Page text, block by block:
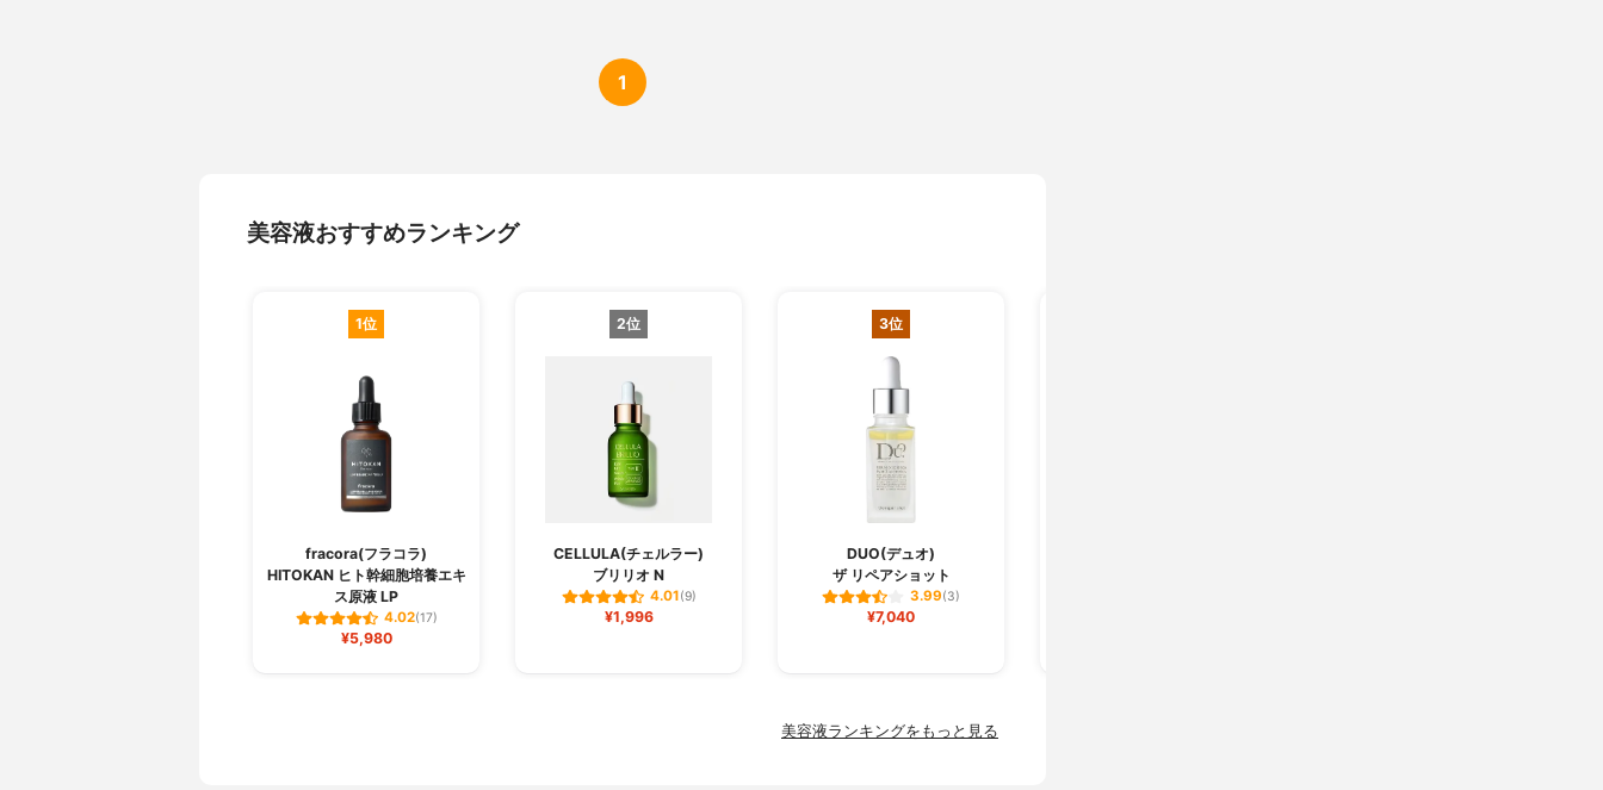
1
美容液おすすめランキング
1位
fracora(フラコラ)
HITOKAN ヒト幹細胞培養エキ
ス原液 LP
4.02(17)
¥5,980
2位
CELLULA(チェルラー)
ブリリオ N
4.01(9)
¥1,996
3位
DUO(デュオ)
ザ リペアショット
3.99(3)
¥7,040
美容液ランキングをもっと見る